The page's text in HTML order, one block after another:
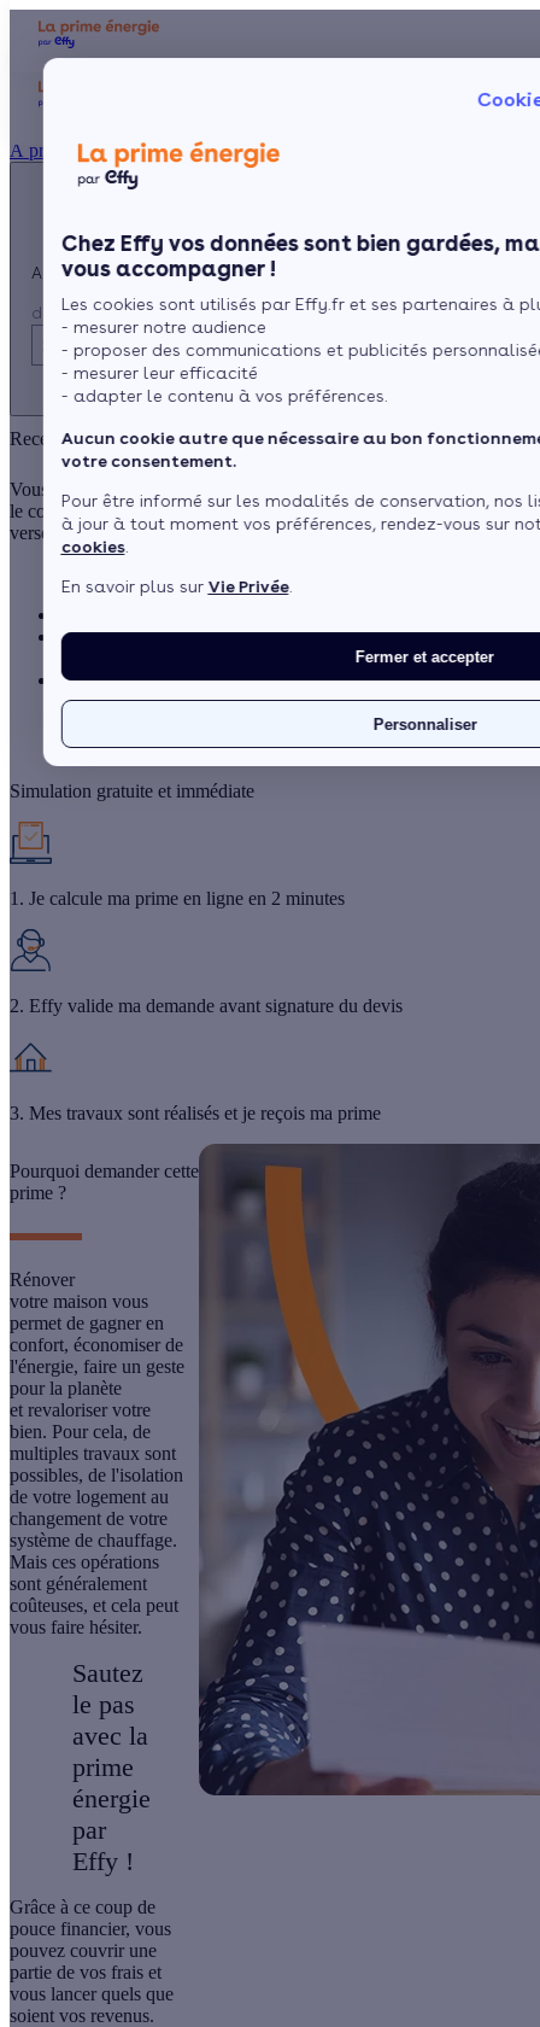
Chez Effy vos données sont bien gardées,
vous accompagner !
Les cookies sont utilisés par Effy.fr et ses partenaires à
- mesurer notre audience
- proposer des communications et publicités
- mesurer leur efficacité
- adapter le contenu à vos préférences.
Aucun cookie autre que nécessaire au bon
votre consentement.
Pour être informé sur les modalités de conservation, nos
à jour à tout moment vos préférences, rendez-vous sur
cookies.
En savoir plus surVie Privée.
Fermer et accepter
Personnaliser
À propos
3456
Aides et
Le
Appelez-nous !
du lundi au vendredi - 8h à 19h
3456
Service gratuit
+ prix appel
Recevez votre prime énergie avec Effy !
Vous souhaitez réaliser des travaux de rénovation énergétique, mais
le coût des travaux vous empêche de vous lancer ? La prime énergie
versée par Effy réduit le prix de votre projet.
Votre prime est versée dans les 15 jours après la validation du
Vous travaillez avec desartisans RGE locaux de notre réseau
Je demande ma Prime Énergie
Simulation gratuite et immédiate
1. Je calcule ma prime en ligne en 2 minutes
2. Effy valide ma demande avant signature du devis
3. Mes travaux sont réalisés et je reçois ma prime
Pourquoi demander cette
prime ?
Rénover
votre maison vous
permet de gagner en
confort, économiser de
l'énergie, faire un geste
pour la planète
et revaloriser votre
bien. Pour cela, de
multiples travaux sont
possibles, de l'isolation
de votre logement au
changement de votre
système de chauffage.
Mais ces opérations
sont généralement
coûteuses, et cela peut
vous faire hésiter.
Sautez
le pas
avec la
prime
énergie
par
Effy !
Grâce à ce coup de
pouce financier, vous
pouvez couvrir une
partie de vos frais et
vous lancer quels que
soient vos revenus.